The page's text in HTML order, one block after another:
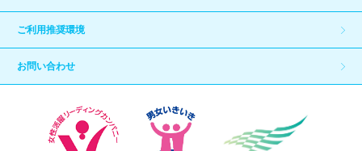
ご利用推奨環境
お問い合わせ